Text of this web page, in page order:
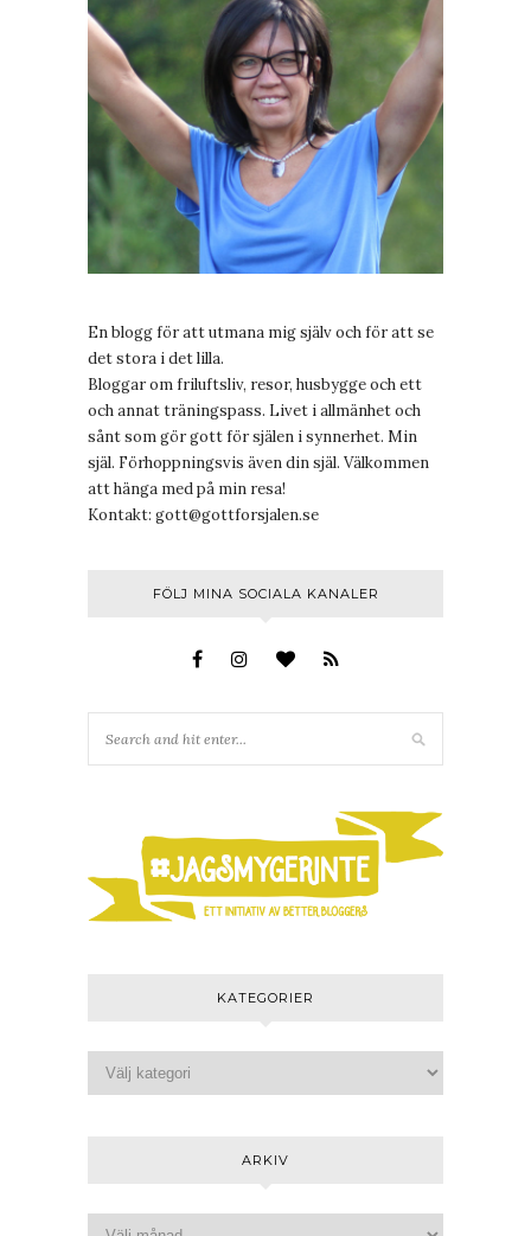
En blogg för att utmana mig själv och för att se
det stora i det lilla.
Bloggar om friluftsliv, resor, husbygge och ett
och annat träningspass. Livet i allmänhet och
sånt som gör gott för själen i synnerhet. Min
själ. Förhoppningsvis även din själ. Välkommen
att hänga med på min resa!
Kontakt: gott@gottforsjalen.se
FÖLJ MINA SOCIALA KANALER
KATEGORIER
ARKIV